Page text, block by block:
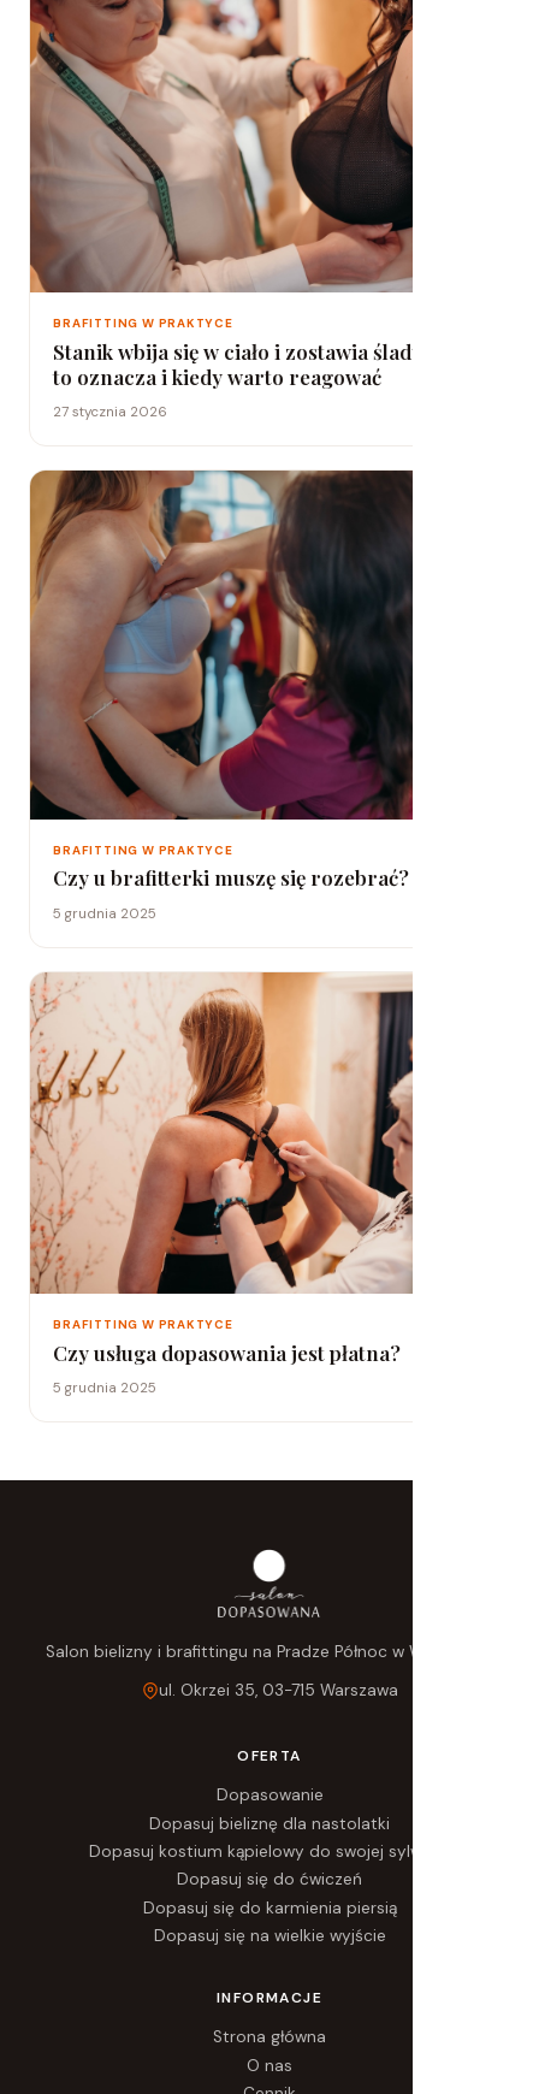
BRAFITTING W PRAKTYCE
Stanik wbija się w ciało i zostawia ślady? Co
to oznacza i kiedy warto reagować
27 stycznia 2026
BRAFITTING W PRAKTYCE
Czy u brafitterki muszę się rozebrać?
5 grudnia 2025
BRAFITTING W PRAKTYCE
Czy usługa dopasowania jest płatna?
5 grudnia 2025
Salon bielizny i brafittingu na Pradze Północ w Warszawie.
ul. Okrzei 35, 03-715 Warszawa
OFERTA
Dopasowanie
Dopasuj bieliznę dla nastolatki
Dopasuj kostium kąpielowy do swojej sylwetki
Dopasuj się do ćwiczeń
Dopasuj się do karmienia piersią
Dopasuj się na wielkie wyjście
INFORMACJE
Strona główna
O nas